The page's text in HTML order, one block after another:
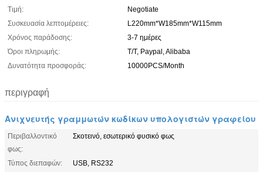
Τιμή:
Negotiate
Συσκευασία λεπτομέρειες:
L220mm*W185mm*W115mm
Χρόνος παράδοσης:
3-7 ημέρες
Όροι πληρωμής:
T/T, Paypal, Alibaba
Δυνατότητα προσφοράς:
10000PCS/Month
περιγραφή
Ανιχνευτής γραμμωτών κωδίκων υπολογιστών γραφείου
Περιβαλλοντικό
φως:
Σκοτεινό, εσωτερικό φυσικό φως
Τύπος διεπαφών:
USB, RS232